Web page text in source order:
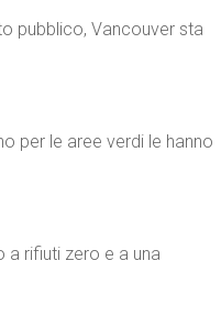
pubblico, Vancouver sta
per le aree verdi le hanno
a rifiuti zero e a una